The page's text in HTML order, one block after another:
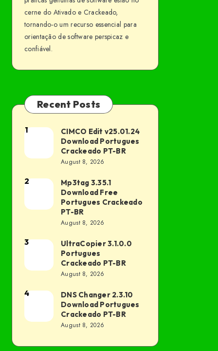
cerne do Ativado e Crackeado,
tornando-o um recurso essencial para
orientação de software perspicaz e
confiável.
Recent Posts
CIMCO
v25.01.24
Crackeado
1
CIMCO Edit v25.01.24
Download Portugues
Crackeado PT-BR
August 8, 2026
Mp3tag
Download
Portugues
PT-
2
Mp3tag 3.35.1
Download Free
Portugues Crackeado
PT-BR
August 8, 2026
UltraCopier
Portugues
3
UltraCopier 3.1.0.0
Portugues
Crackeado PT-BR
August 8, 2026
DNS
2.3.10
4
DNS Changer 2.3.10
Download Portugues
Crackeado PT-BR
August 8, 2026